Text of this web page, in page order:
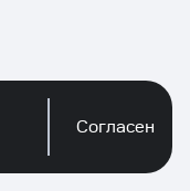
Согласен